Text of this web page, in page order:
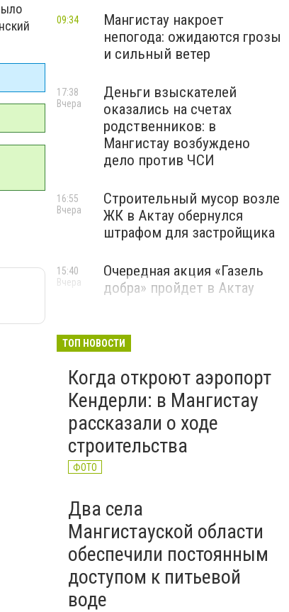
Мангистау накроет
непогода: ожидаются грозы
и сильный ветер
09:34
Деньги взыскателей
оказались на счетах
родственников: в
Мангистау возбуждено
дело против ЧСИ
17:38
Вчера
Строительный мусор возле
ЖК в Актау обернулся
штрафом для застройщика
16:55
Вчера
Очередная акция «Газель
добра» пройдет в Актау
15:40
Вчера
ТОП НОВОСТИ
Когда откроют аэропорт
Кендерли: в Мангистау
рассказали о ходе
строительства
ФОТО
Два села
Мангистауской области
обеспечили постоянным
доступом к питьевой
воде